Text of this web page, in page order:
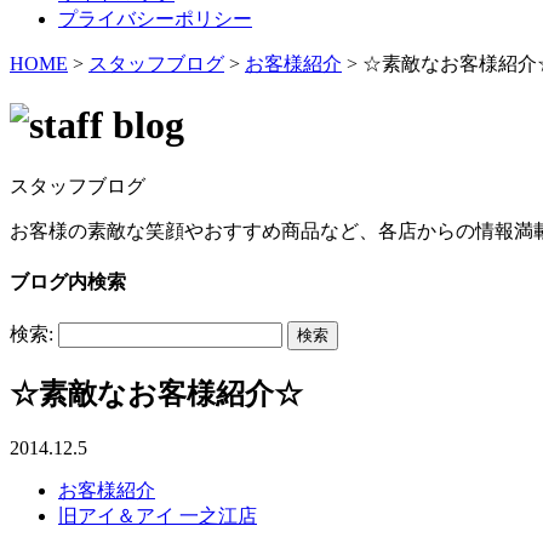
プライバシーポリシー
HOME > スタッフブログ > お客様紹介 > ☆素敵なお客様紹
スタッフブログ
お客様の素敵な笑顔やおすすめ商品など、各店からの情報満
ブログ内検索
検索:
☆素敵なお客様紹介☆
2014.12.5
お客様紹介
旧アイ＆アイ 一之江店